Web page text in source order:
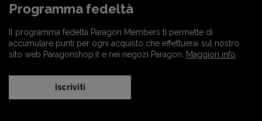
Programma fedeltà
Il programma fedeltà Paragon Members ti permette di
accumulare punti per ogni acquisto che effettuerai sul nostro
sito web Paragonshop.it e nei negozi Paragon.
Maggiori info
Iscriviti